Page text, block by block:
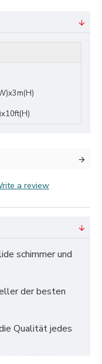
a review
schimmer und
der besten
Qualität jedes